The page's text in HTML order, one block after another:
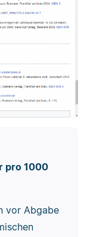
pro 1000
vor Abgabe